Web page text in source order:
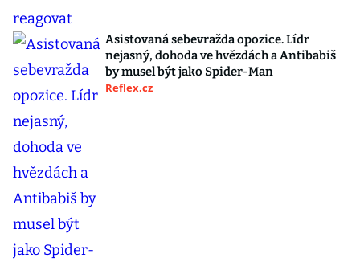
Asistovaná sebevražda opozice. Lídr
nejasný, dohoda ve hvězdách a Antibabiš
by musel být jako Spider-Man
Reflex.cz